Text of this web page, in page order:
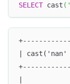
SELECT cast (
|
|